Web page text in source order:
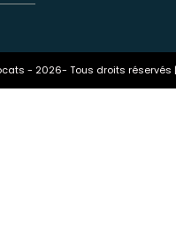
- 2026- Tous droits réservés